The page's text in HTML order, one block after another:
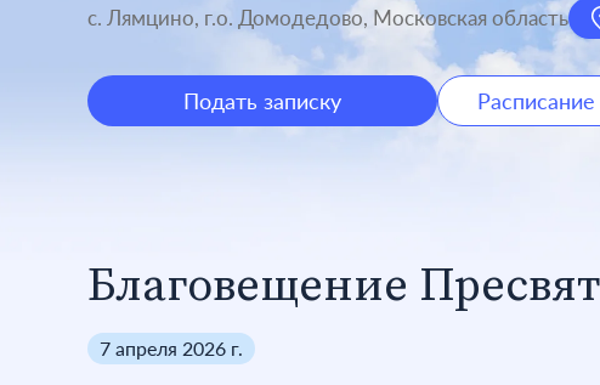
с. Лямцино, г.о. Домодедово, Московская область
Подать записку
Благовещение
7 апреля 2026 г.